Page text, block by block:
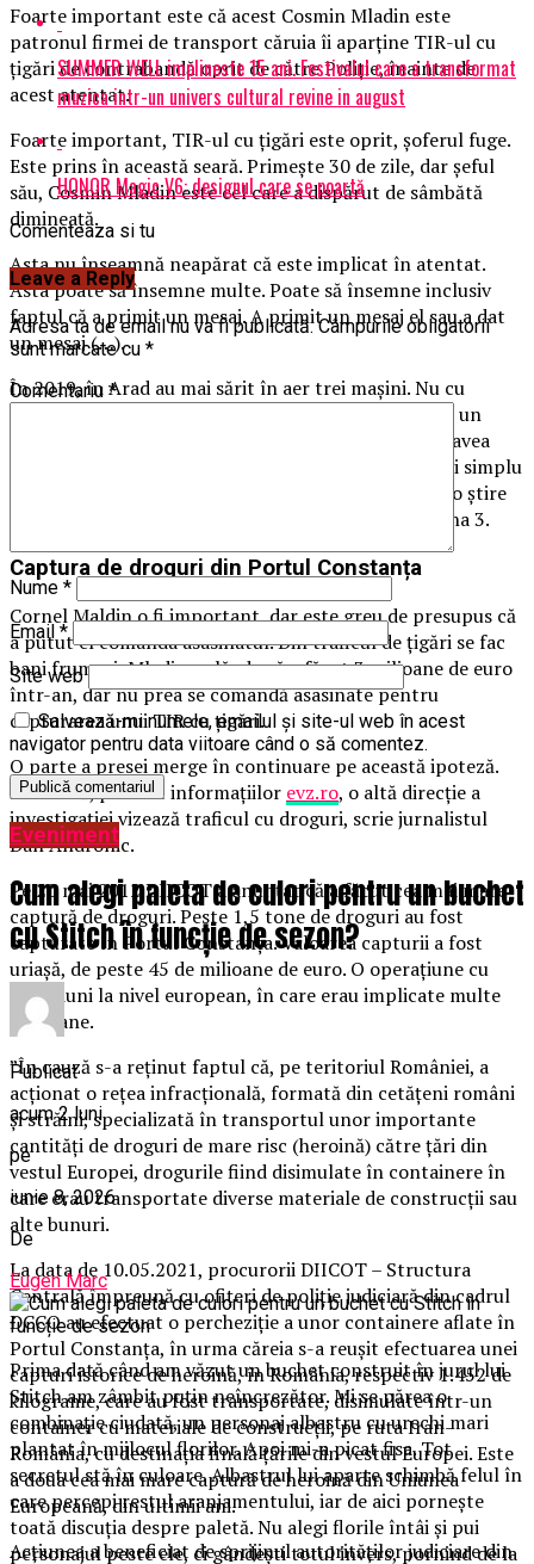
Foarte important este că acest Cosmin Mladin este
patronul firmei de transport căruia îi aparține TIR-ul cu
țigări de contrabandă oprit de către Poliție, înainte de
acest atentat.
Foarte important, TIR-ul cu țigări este oprit, șoferul fuge.
Este prins în această seară. Primește 30 de zile, dar șeful
său, Cosmin Mladin este cel care a dispărut de sâmbătă
dimineață.
Asta nu înseamnă neapărat că este implicat în atentat.
Asta poate să însemne multe. Poate să însemne inclusiv
faptul că a primit un mesaj. A primit un mesaj el sau a dat
un mesaj (…).
În 2019, în Arad au mai sărit în aer trei mașini. Nu cu
explozibil, ci li s-a dat foc. Adjunctul șefului Poliției, un
judecător și un domn bine, despre care se spune că avea
legătură cu traficul de țigări. Mașinile lor sunt pur și simplu
incendiate și la momentul respectiv, sigur că a fost o știre
de presă”, a dezvăluit Mihai Gâdea, joi seară la Antena 3.
Captura de droguri din Portul Constanța
Cornel Maldin o fi important, dar este greu de presupus că
a putut el comanda asasinatul. Din traficul de țigări se fac
bani frumoși, Mladin se lăuda că a făcut 3 milioane de euro
într-an, dar nu prea se comandă asasinate pentru
capturarea unui TIR cu țigări.
O parte a presei merge în continuare pe această ipoteză.
Numai că, potrivit informațiilor evz.ro, o altă direcție a
investigației vizează traficul cu droguri, scrie jurnalistul
Dan Andronic.
Pe 20 mai 2012 DIICOT a anunțat că a făcut cea mai mare
captură de droguri. Peste 1,5 tone de droguri au fost
capturate în Portul Constanța. Valoarea capturii a fost
uriașă, de peste 45 de milioane de euro. O operațiune cu
conexiuni la nivel european, în care erau implicate multe
persoane.
”În cauză s-a reținut faptul că, pe teritoriul României, a
acționat o rețea infracțională, formată din cetățeni români
și străini, specializată în transportul unor importante
cantități de droguri de mare risc (heroină) către țări din
vestul Europei, drogurile fiind disimulate în containere în
care erau transportate diverse materiale de construcții sau
alte bunuri.
La data de 10.05.2021, procurorii DIICOT – Structura
Centrală împreună cu ofițeri de poliție judiciară din cadrul
DCCO au efectuat o percheziție a unor containere aflate în
Portul Constanța, în urma căreia s-a reușit efectuarea unei
capturi istorice de heroină, în România, respectiv 1.452 de
kilograme, care au fost transportate, disimulate într-un
container cu materiale de construcții, pe ruta Iran-
România, cu destinația finală țările din vestul Europei. Este
a doua cea mai mare captură de heroină din Uniunea
Europeană, din ultimii ani.
Acțiunea a beneficiat de sprijinul autorităților judiciare din
SUMMER WELL implineste 15 ani. Festivalul care a transformat
muzica intr-un univers cultural revine in august
HONOR Magic V6: designul care se poartă
Comenteaza si tu
Leave a Reply
Adresa ta de email nu va fi publicată. Câmpurile obligatorii
sunt marcate cu *
Comentariu *
Nume *
Email *
Site web
Salvează-mi numele, emailul și site-ul web în acest
navigator pentru data viitoare când o să comentez.
Eveniment
Cum alegi paleta de culori pentru un buchet
cu Stitch în funcție de sezon?
Publicat
acum 2 luni
pe
iunie 8, 2026
De
Eugen Marc
Prima dată când am văzut un buchet construit în jurul lui
Stitch am zâmbit puțin neîncrezător. Mi se părea o
combinație ciudată, un personaj albastru cu urechi mari
plantat în mijlocul florilor. Apoi mi-a picat fisa. Tot
secretul stă în culoare. Albastrul lui aparte schimbă felul în
care percepi restul aranjamentului, iar de aici pornește
toată discuția despre paletă. Nu alegi florile întâi și pui
personajul peste ele, ci gândești totul invers, pornind de la